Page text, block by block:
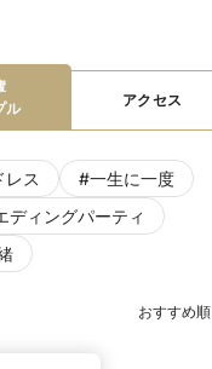
ル
アクセス
レス #一生に一度
ディングパーティ
おすすめ順